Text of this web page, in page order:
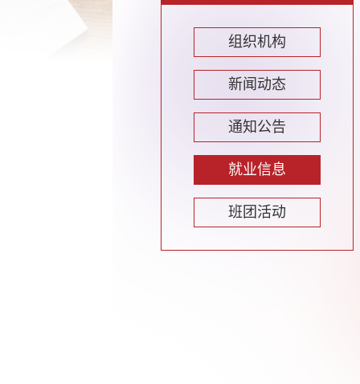
组织机构
新闻动态
通知公告
就业信息
班团活动